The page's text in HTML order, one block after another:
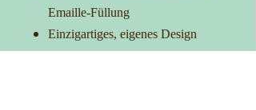
Emaille-Füllung
Einzigartiges, eigenes Design
Langlebig und